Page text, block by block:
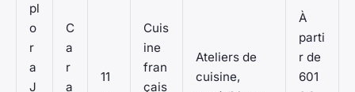
pl
o
r
a
J
C
a
r
a
11
Cuis
ine
fran
çais
Ateliers de
cuisine,
À
parti
r de
601